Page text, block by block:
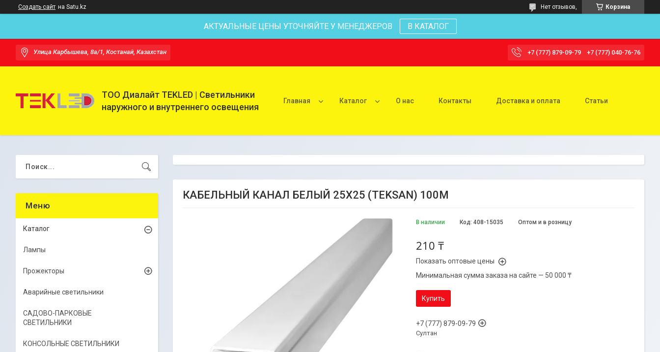
Создать сайт на Satu.kz Корзина
Нет отзывов,
АКТУАЛЬНЫЕ ЦЕНЫ УТОЧНЯЙТЕ У МЕНЕДЖЕРОВ В КАТАЛОГ
Улица Карбышева, 8а/1, Костанай, Казахстан +7 (777) 879-09-79 +7 (777) 040-76-76
ТОО Диалайт TEKLED | Светильники
наружного и внутреннего освещения
Главная Каталог О нас Контакты Доставка и оплата Статьи
КАБЕЛЬНЫЙ КАНАЛ БЕЛЫЙ 25Х25 (TEKSAN) 100М
В наличии Оптом и в розницу
Код: 408-15035
210 ₸
Показать оптовые цены
Минимальная сумма заказа на сайте — 50 000 ₸
Купить
+7 (777) 879-09-79
Султан
Каталог
Лампы
Прожекторы
Аварийные светильники
САДОВО-ПАРКОВЫЕ
СВЕТИЛЬНИКИ
КОНСОЛЬНЫЕ СВЕТИЛЬНИКИ